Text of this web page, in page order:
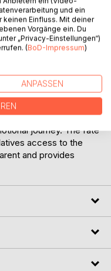
changes a lot for
but he tries to
world. That's why she
Anton...
mother is a sensitively
death. The author
journey. The fate
access to the
and provides
und ein
Einfluss. Mit deiner
Vorgänge ein. Du
„Privacy-Einstellungen“)
(BoD-Impressum)
ANPASSEN